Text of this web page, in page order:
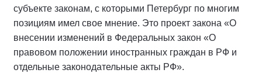
субъекте законам, с которыми Петербург по многим
позициям имел свое мнение. Это проект закона «О
внесении изменений в Федеральных закон «О
правовом положении иностранных граждан в РФ и
отдельные законодательные акты РФ».